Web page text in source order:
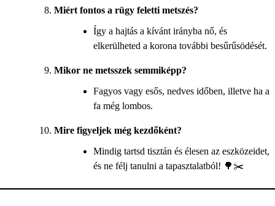
Miért fontos a rügy feletti metszés?
Így a hajtás a kívánt irányba nő, és
elkerülheted a korona további besűrűsödését.
Mikor ne metsszek semmiképp?
Fagyos vagy esős, nedves időben, illetve ha a
fa még lombos.
Mire figyeljek még kezdőként?
Mindig tartsd tisztán és élesen az eszközeidet,
és ne félj tanulni a tapasztalatból! 🌳✂️